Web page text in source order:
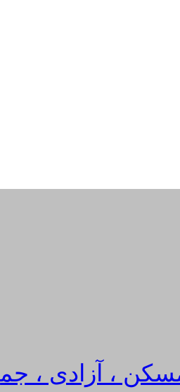
، آزادی ،